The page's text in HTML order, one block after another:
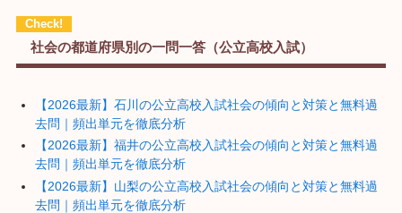
社会の都道府県別の一問一答（公立高校入試）
【2026最新】石川の公立高校入試社会の傾向と対策と無料過
去問｜頻出単元を徹底分析
【2026最新】福井の公立高校入試社会の傾向と対策と無料過
去問｜頻出単元を徹底分析
【2026最新】山梨の公立高校入試社会の傾向と対策と無料過
去問｜頻出単元を徹底分析